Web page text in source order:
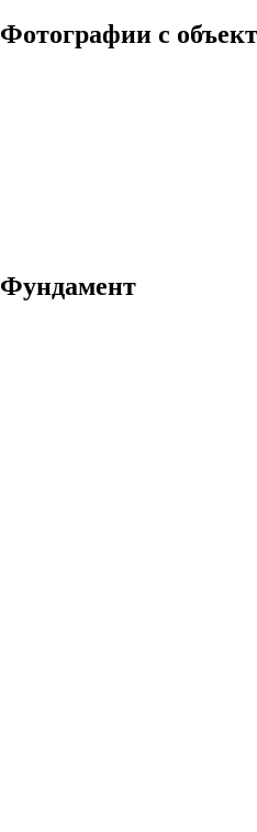
Фотографии с
Фундамент